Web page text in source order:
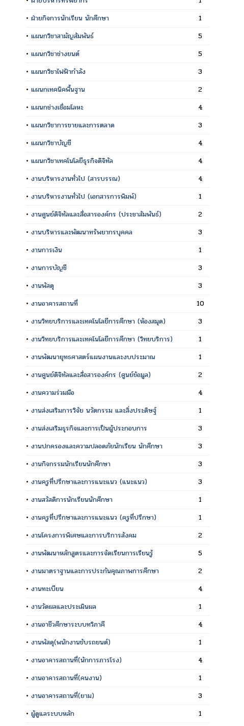
• ฝ่ายกิจการนักเรียน นักศึกษา
1
• แผนกวิชาสามัญสัมพันธ์
5
• แผนกวิชาช่างยนต์
5
• แผนกวิชาไฟฟ้ากำลัง
3
• แผนกเทคนิคพื้นฐาน
2
• แผนกช่างเชื่อมโลหะ
4
• แผนกวิชาการขายและการตลาด
3
• แผนกวิชาบัญชี
4
• แผนกวิชาเทคโนโลยีธุรกิจดิจิทัล
4
• งานบริหารงานทั่วไป (สารบรรณ)
4
• งานบริหารงานทั่วไป (เอกสารการพิมพ์)
1
• งานศูนย์ดิจิทัลและสื่อสารองค์กร (ประชาสัมพันธ์)
2
• งานบริหารและพัฒนาทรัพยากรบุคคล
3
• งานการเงิน
1
• งานการบัญชี
3
• งานพัสดุ
3
• งานอาคารสถานที่
10
• งานวิทยบริการและเทคโนโลยีการศึกษา (ห้องสมุด)
3
• งานวิทยบริการและเทคโนโลยีการศึกษา (วิทยบริการ)
1
• งานพัฒนายุทธศาสตร์แผนงานและงบประมาณ
1
• งานศูนย์ดิจิทัลและสื่อสารองค์กร (ศูนย์ข้อมูล)
2
• งานความร่วมมือ
4
• งานส่งเสริมการวิจัย นวัตกรรม และสิ่งประดิษฐ์
1
• งานส่งเสริมธุรกิจและการเป็นผู้ประกอบการ
3
• งานปกครองและความปลอดภัยนักเรียน นักศึกษา
3
• งานกิจกรรมนักเรียนนักศึกษา
3
• งานครูที่ปรึกษาและการแนะแนว (แนะแนว)
3
• งานสวัสดิการนักเรียนนักศึกษา
1
• งานครูที่ปรึกษาและการแนะแนว (ครูที่ปรึกษา)
1
• งานโครงการพิเศษและการบริการสังคม
2
• งานพัฒนาหลักสูตรและการจัดเรียนการเรียนรู้
5
• งานมาตราฐานและการประกันคุณภาพการศึกษา
2
• งานทะเบียน
4
• งานวัดผลและประเมินผล
1
• งานอาชีวศึกษาระบบทวิภาคี
4
• งานพัสดุ(พนักงานขับรถยนต์)
1
• งานอาคารสถานที่(นักการภารโรง)
4
• งานอาคารสถานที่(คนงาน)
1
• งานอาคารสถานที่(ยาม)
3
• ผู้ดูแลระบบหลัก 1